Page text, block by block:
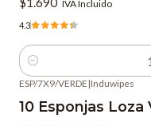
IVA Incluido
4.3
Cantidad
ESP/7X9/VERDE |Induwipes
10 Esponjas